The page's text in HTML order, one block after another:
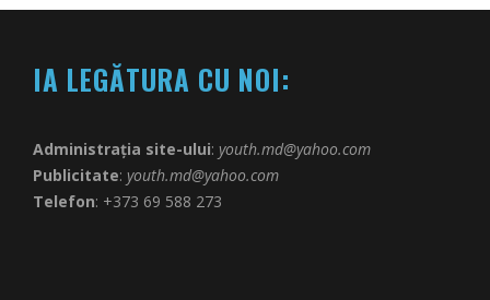
IA LEGĂTURA CU NOI:
Administrația site-ului: youth.md@yahoo.com
Publicitate: youth.md@yahoo.com
Telefon: +373 69 588 273